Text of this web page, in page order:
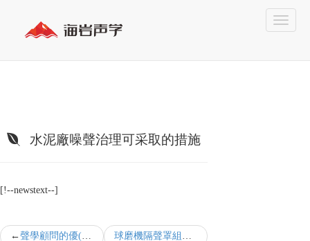
水泥廠噪聲治理可采取的措施
[!--newstext--]
聲學顧問的優(yōu)點 球磨機隔聲罩組成介紹